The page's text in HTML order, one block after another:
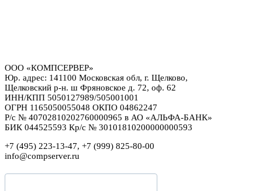
ООО «КОМПСЕРВЕР»
Юр. адрес: 141100 Московская обл, г. Щелково,
Щелковский р-н. ш Фряновское д. 72, оф. 62
ИНН/КПП 5050127989/505001001
ОГРН 1165050055048 ОКПО 04862247
Р/с № 40702810202760000965 в АО «АЛЬФА-БАНК»
БИК 044525593 Кр/с № 30101810200000000593
+7 (495) 223-13-47, +7 (999) 825-80-00
info@compserver.ru